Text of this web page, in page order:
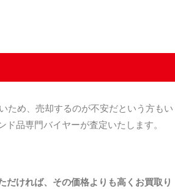
ため、売却するのが不安だという方もい
品専門バイヤーが査定いたします。
ければ、その価格よりも高くお買取り